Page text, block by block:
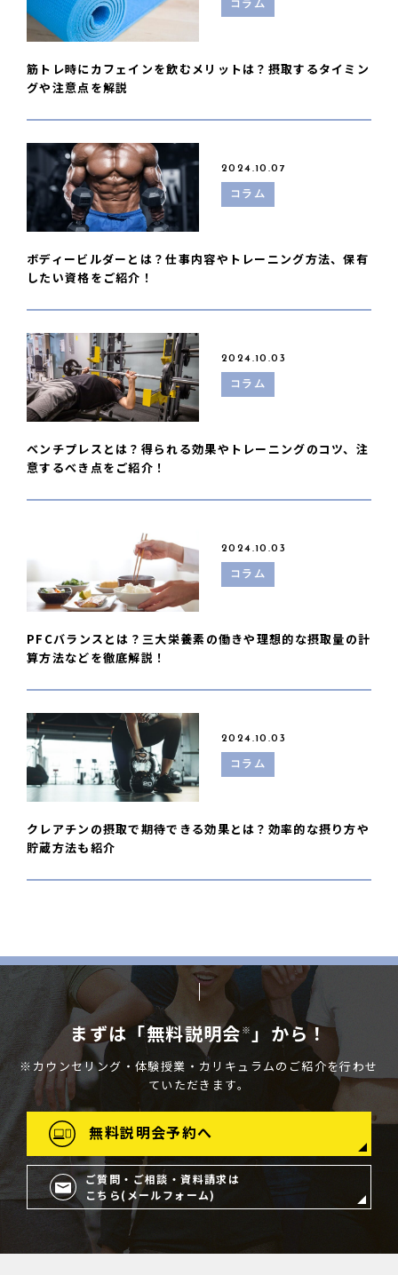
コラム
筋トレ時にカフェインを飲むメリットは？摂取するタイミン
グや注意点を解説
2024.10.07
コラム
ボディービルダーとは？仕事内容やトレーニング方法、保有
したい資格をご紹介！
2024.10.03
コラム
ベンチプレスとは？得られる効果やトレーニングのコツ、注
意するべき点をご紹介！
2024.10.03
コラム
PFCバランスとは？三大栄養素の働きや理想的な摂取量の計
算方法などを徹底解説！
2024.10.03
コラム
クレアチンの摂取で期待できる効果とは？効率的な摂り方や
貯蔵方法も紹介
まずは「無料説明会 ※ 」から！
※カウンセリング・体験授業・カリキュラムのご紹介を行わせ
ていただきます。
無料説明会予約へ
ご質問・ご相談・資料請求は
こちら(メールフォーム)